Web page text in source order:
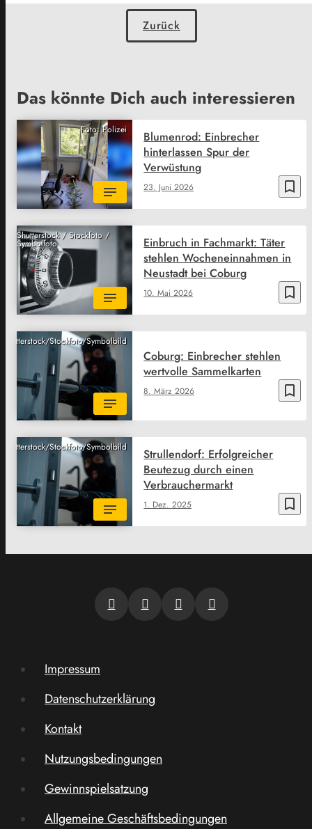
Zurück
Das könnte Dich auch interessieren
Foto: Polizei
bookmark_border
23. Juni 2026
Blumenrod: Einbrecher
hinterlassen Spur der
Verwüstung
Shutterstock / Stockfoto /
Symbolfoto
bookmark_border
10. Mai 2026
Einbruch in Fachmarkt: Täter
stehlen Wocheneinnahmen in
Neustadt bei Coburg
Shutterstock/Stockfoto/Symbolbild
bookmark_border
8. März 2026
Coburg: Einbrecher stehlen
wertvolle Sammelkarten
Shutterstock/Stockfoto/Symbolbild
bookmark_border
1. Dez. 2025
Strullendorf: Erfolgreicher
Beutezug durch einen
Verbrauchermarkt
Impressum
Datenschutzerklärung
Kontakt
Nutzungsbedingungen
Gewinnspielsatzung
Allgemeine Geschäftsbedingungen